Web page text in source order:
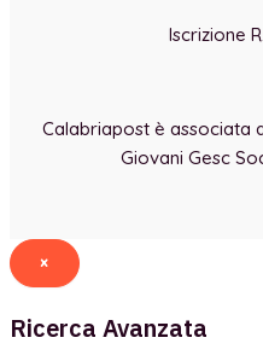
Iscrizione
Calabriapost è associata
Giovani Gesc
×
Ricerca Avanzata